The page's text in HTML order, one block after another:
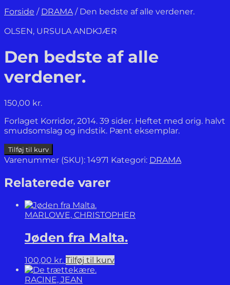
Forside / DRAMA/ Den bedste af alle verdener.
OLSEN, URSULA ANDKJÆR
Den bedste af alle
verdener.
150,00 kr.
Forlaget Korridor, 2014. 39 sider. Heftet med orig. halvt
smudsomslag og indstik. Pænt eksemplar.
Den
bedste
alle
verdener.
Tilføj til kurv
Varenummer (SKU): 14971 Kategori: DRAMA
Relaterede varer
MARLOWE, CHRISTOPHER
Jøden fra Malta.
100,00 kr. Tilføj til kurv
RACINE, JEAN